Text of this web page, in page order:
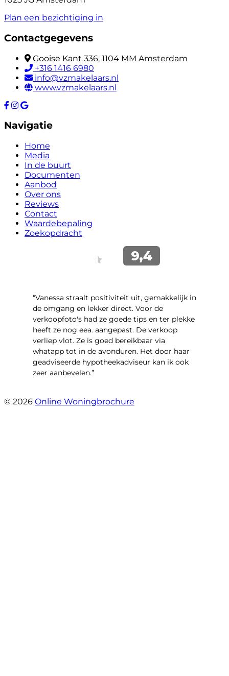
Plan een bezichtiging in
Contactgegevens
Gooise Kant 336, 1104 MM Amsterdam
+316 1416 6980
info@vzmakelaars.nl
www.vzmakelaars.nl
Navigatie
Home
Media
In de buurt
Documenten
Aanbod
Over ons
Reviews
Contact
Waardebepaling
Zoekopdracht
“Vanessa straalt positiviteit uit, gemakkelijk in
de omgang en lekker direct. Voor de
verkoopfoto's had ze goede tips en ter plekke
heeft ze nog eea. aangepast. De verkoop
verliep vlot. Ze is goed bereikbaar via
whatapp tot in de avonduren. Het door haar
geadviseerde hypotheekadviseur kan ik ook
zeer aanbevelen.”
© 2026 Online Woningbrochure